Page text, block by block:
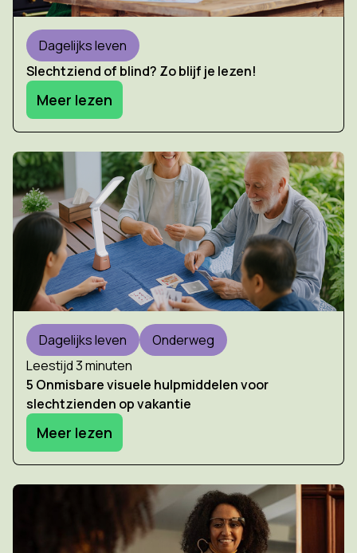
Dagelijks leven
Slechtziend of blind? Zo blijf je lezen!
Meer lezen
Dagelijks leven
Onderweg
Leestijd 3 minuten
5 Onmisbare visuele hulpmiddelen voor
slechtzienden op vakantie
Meer lezen